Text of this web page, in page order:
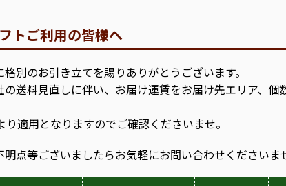
トご利用の皆様へ
別のお引き立てを賜りありがとうございます。
の送料見直しに伴い、お届け運賃をお届け先エリア、個
適用となりますのでご確認くださいませ。
点等ございましたらお気軽にお問い合わせくださいま